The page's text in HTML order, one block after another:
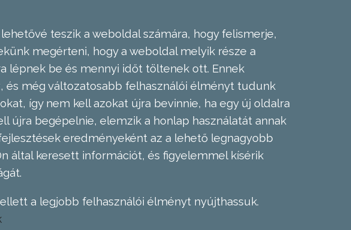
teszik a weboldal számára, hogy felismerje,
megérteni, hogy a weboldal melyik része a
lépnek be és mennyi időt töltenek ott. Ennek
és még változatosabb felhasználói élményt tudunk
így nem kell azokat újra bevinnie, ha egy új oldalra
újra begépelnie, elemzik a honlap használatát annak
eredményeként az a lehető legnagyobb
által keresett információt, és figyelemmel kísérik
a legjobb felhasználói élményt nyújthassuk.